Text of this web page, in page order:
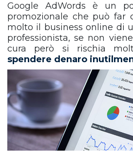
Google AdWords è un
promozionale che può far
molto il business online di
professionista, se non
cura però si rischia
spendere denaro